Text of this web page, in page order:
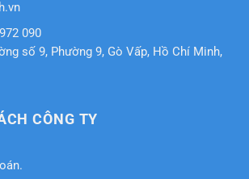
090
số 9, Phường 9, Gò Vấp, Hồ Chí Minh,
CÔNG TY